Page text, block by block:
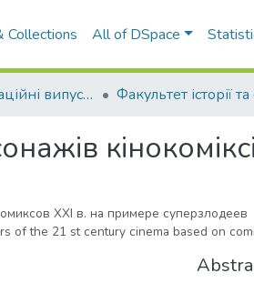
Collections All of DSpace
01. Кваліфікаційні випускні роботи здобувачів вищої освіти
XXI в. на примере суперзлодеев
of the 21 st century cinema based on